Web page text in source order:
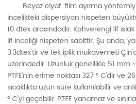
Beyaz elyaf, film ayırma
incelikteki dispersiyon nispeten
10 dtex arasındadır. Kahverengi lif
lif inceliği nispeten sabittir. Şu anda,
3.3dtex'tir ve tek iplik mukavemeti
üzerindedir. Uzunluk genellikle 51 mm
PTFE'nin erime noktası 327° C'dir ve
sıcaklıkta uzun süre kullanılabilirve
°C'yi geçebilir. PTFE yanamaz ve